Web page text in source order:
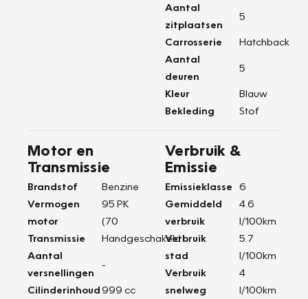
Aantal
zitplaatsen
5
Carrosserie
Hatchback
Aantal
deuren
5
Kleur
Blauw
Bekleding
Stof
Motor en
Transmissie
Brandstof
Benzine
Vermogen
motor
95 PK
(70
Transmissie
Handgeschakeld
Aantal
versnellingen
-
Cilinderinhoud999 cc
Verbruik &
Emissie
Emissieklasse
6
Gemiddeld
verbruik
4.6
l/100km
Verbruik
stad
5.7
l/100km
Verbruik
snelweg
4
l/100km